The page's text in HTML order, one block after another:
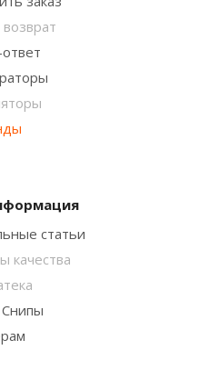
статьи
качества